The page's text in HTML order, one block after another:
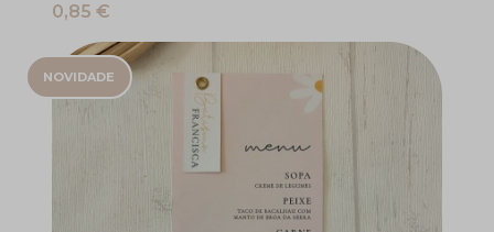
0,85 €
NOVIDADE